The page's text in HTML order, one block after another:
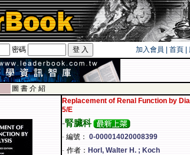
密碼 加入會員 首頁
圖 書 介 紹
Replacement of Renal Function by
5/E
-腎臟科
- 編號： 0-000014020008399
- 作者： Horl, Walter H. ; Koch